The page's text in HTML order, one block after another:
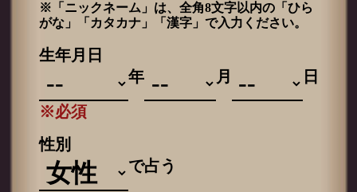
※「ニックネーム」は、全角8文字以内の「ひら
がな」「カタカナ」「漢字」で入力ください。
生年月日
年
月 日
※必須
性別
で占う